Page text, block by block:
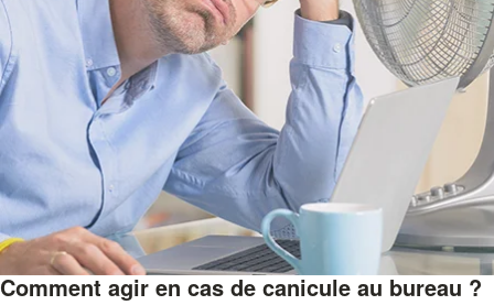
Comment agir en cas de canicule au bureau ?